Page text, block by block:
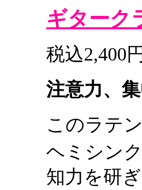
ギターク
税込2,400円
注意力、
このラテ
ヘミシンク
知力を研